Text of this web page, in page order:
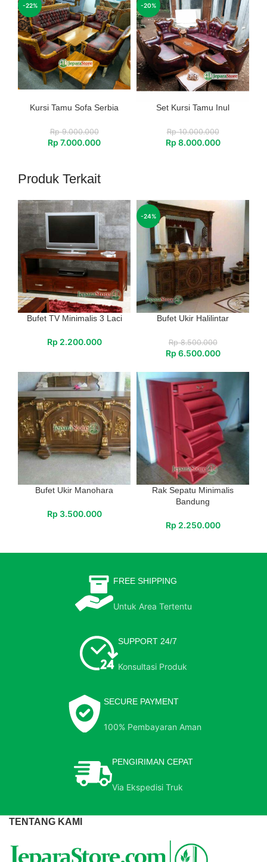
-22%
Kursi Tamu Sofa Serbia
Rp9.000.000
Rp 7.000.000
-20%
Set Kursi Tamu Inul
Rp10.000.000
Rp 8.000.000
Produk Terkait
Bufet TV Minimalis 3 Laci
Rp 2.200.000
-24%
Bufet Ukir Halilintar
Rp8.500.000
Rp 6.500.000
Bufet Ukir Manohara
Rp 3.500.000
Rak Sepatu Minimalis
Bandung
Rp 2.250.000
FREE SHIPPING
Untuk Area Tertentu
SUPPORT 24/7
Konsultasi Produk
SECURE PAYMENT
100% Pembayaran Aman
PENGIRIMAN CEPAT
Via Ekspedisi Truk
TENTANG KAMI